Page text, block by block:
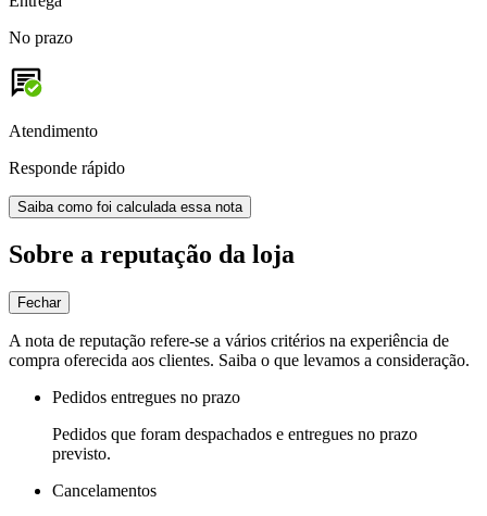
No prazo
Atendimento
Responde rápido
Saiba como foi calculada essa nota
Sobre a reputação da loja
Fechar
A nota de reputação refere-se a vários critérios na experiência de
compra oferecida aos clientes. Saiba o que levamos a consideração.
Pedidos entregues no prazo
Pedidos que foram despachados e entregues no prazo
previsto.
Cancelamentos